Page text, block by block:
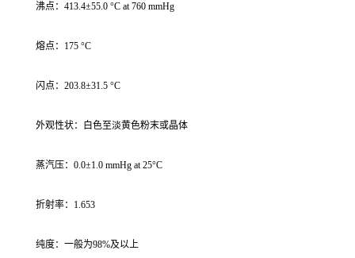
沸点：413.4±55.0 °C at 760 mmHg
熔点：175 °C
闪点：203.8±31.5 °C
外观性状：白色至淡黄色粉末或晶体
蒸汽压：0.0±1.0 mmHg at 25°C
折射率：1.653
纯度：一般为98%及以上